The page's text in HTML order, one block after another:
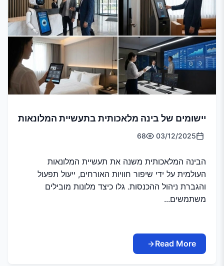
יישומים של בינה מלאכותית בתעשיית המלונאות
03/12/2025
68
הבינה המלאכותית משנה את תעשיית המלונאות
העולמית על ידי שיפור חוויות האורחים, ייעול תפעול
והגברת ניהול ההכנסות. גלו כיצד מלונות מובילים
משתמשים...
Read More